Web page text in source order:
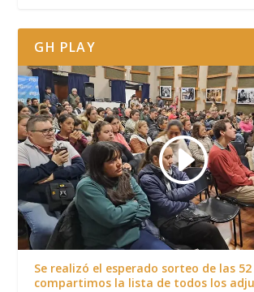
GH PLAY
Se realizó el esperado sorteo de las
compartimos la lista de todos los